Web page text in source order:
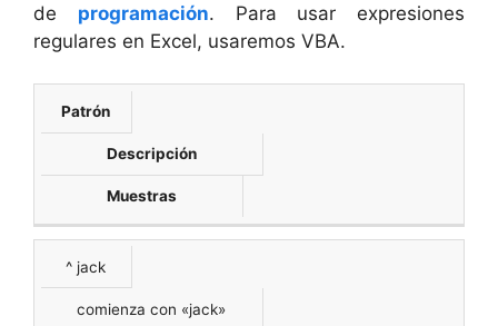
de programación. Para usar expresiones
regulares en Excel, usaremos VBA.
Patrón
Descripción
Muestras
^ jack
comienza con «jack»